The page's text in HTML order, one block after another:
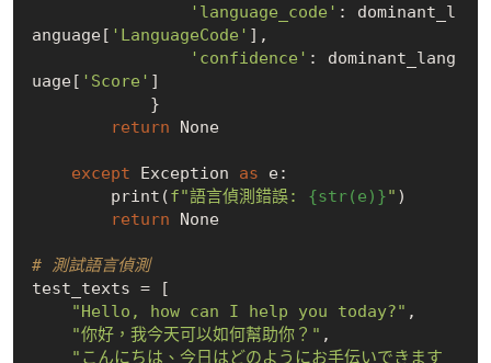
'language_code' : dominant_l
anguage[ 'LanguageCode' ],
'confidence' : dominant_lang
uage[ 'Score' ]
return
None
except Exception as e:
        print(
f"語言偵測錯誤: {str(e)}" )
return
None
# 測試語言偵測
test_texts = [
"Hello, how can I help you today?" ,
"你好，我今天可以如何幫助你？" ,
"こんにちは、今日はどのようにお手伝いできます